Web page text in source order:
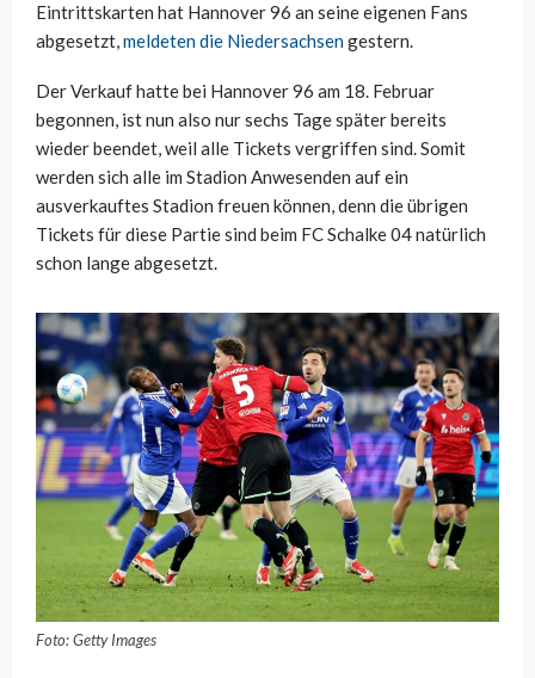
Eintrittskarten hat Hannover 96 an seine eigenen Fans
abgesetzt,meldeten die Niedersachsengestern.
Der Verkauf hatte bei Hannover 96 am 18. Februar
begonnen, ist nun also nur sechs Tage später bereits
wieder beendet, weil alle Tickets vergriffen sind. Somit
werden sich alle im Stadion Anwesenden auf ein
ausverkauftes Stadion freuen können, denn die übrigen
Tickets für diese Partie sind beim FC Schalke 04 natürlich
schon lange abgesetzt.
Foto: Getty Images